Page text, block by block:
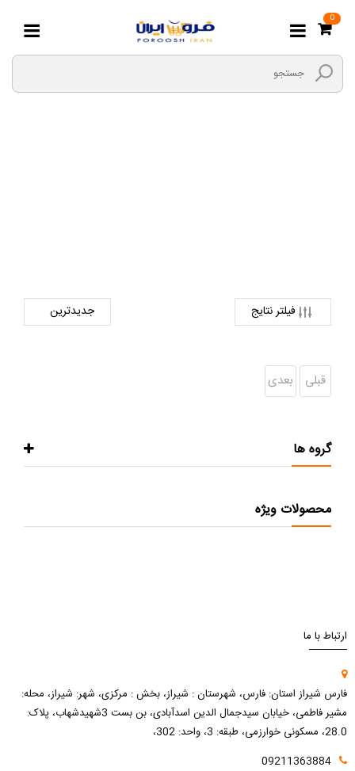
0
فیلتر نتایج
قبلی بعدی
گروه ها
محصولات ویژه
ارتباط با ما
فارس شیراز استان: فارس، شهرستان : شیراز، بخش : مرکزی، شهر: شیراز، محله:
مشیر فاطمی، خیابان سیدجمال الدین اسدآبادی، بن بست 3شهیدشهاب، پلاک:
28.0، مسکونی خوارزمی، طبقه: 3، واحد: 302،
09211363884